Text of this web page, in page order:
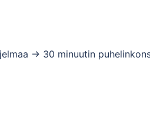
-> 30 minuutin